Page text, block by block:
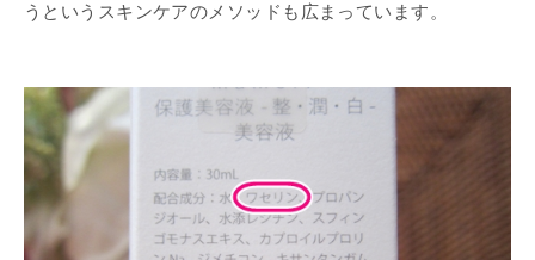
うというスキンケアのメソッドも広まっています。